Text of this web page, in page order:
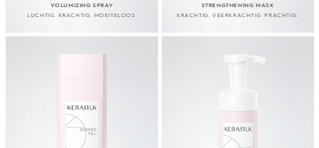
VOLUMIZING SPRAY
LUCHTIG. KRACHTIG. MOEITELOOS
STRENGTHENING MASK
KRACHTIG. VEERKRACHTIG. PRACHTIG.